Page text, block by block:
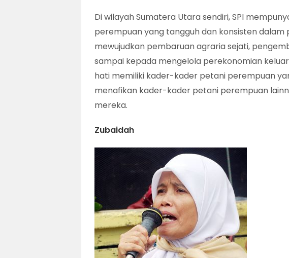
Di wilayah Sumatera Utara sendiri, SPI
perempuan yang tangguh dan konsisten dalam
mewujudkan pembaruan agraria sejati,
sampai kepada mengelola perekonomian
hati memiliki kader-kader petani perempuan
menafikan kader-kader petani perempuan
mereka.
Zubaidah